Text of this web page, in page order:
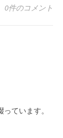
0件のコメント
ています。